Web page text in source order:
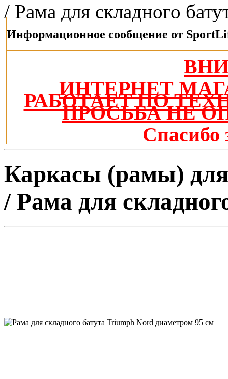
/ Рама для складного
Информационное сообщение от
ИНТЕРНЕТ
РАБОТАЕТ ПО
ПРОСЬБА НЕ
Спасибо
Каркасы (рамы)
/ Рама для